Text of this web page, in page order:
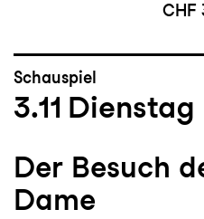
CHF
Schauspiel
3.11 Dienstag
Der Besuch
Dame